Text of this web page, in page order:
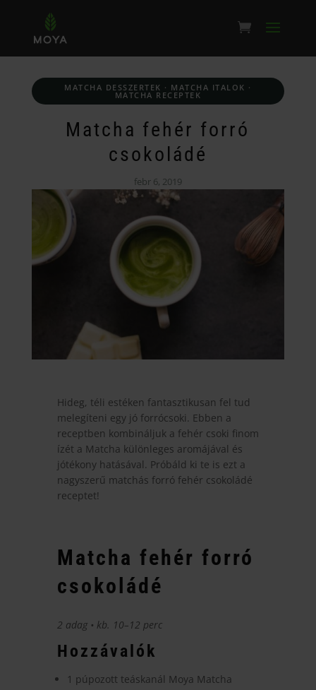
MATCHA DESSZERTEK · MATCHA ITALOK ·
MATCHA RECEPTEK
Matcha fehér forró
csokoládé
febr 6, 2019
Hideg, téli estéken fantasztikusan fel tud
melegíteni egy jó forrócsoki. Ebben a
receptben kombináljuk a fehér csoki finom
ízét a Matcha különleges aromájával és
jótékony hatásával. Próbáld ki te is ezt a
nagyszerű matchás forró fehér csokoládé
receptet!
Matcha fehér forró
csokoládé
2 adag • kb. 10–12 perc
Hozzávalók
1 púpozott teáskanál Moya Matcha